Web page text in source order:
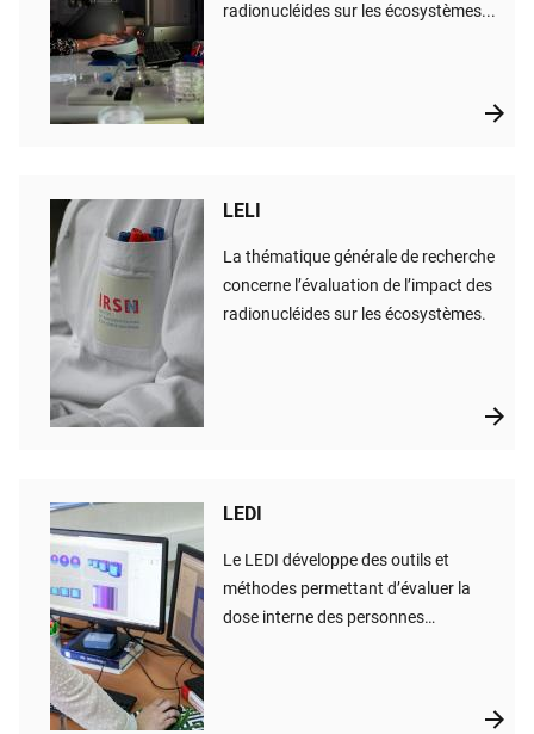
radionucléides sur les écosystèmes...
LELI
La thématique générale de recherche
concerne l’évaluation de l’impact des
radionucléides sur les écosystèmes.
LEDI
Le LEDI développe des outils et
méthodes permettant d’évaluer la
dose interne des personnes